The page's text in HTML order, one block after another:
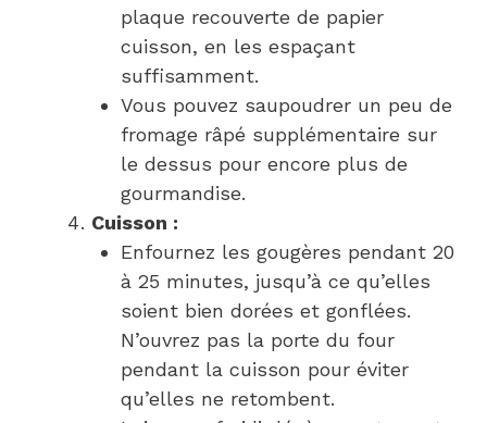
plaque recouverte de papier
cuisson, en les espaçant
suffisamment.
Vous pouvez saupoudrer un peu de
fromage râpé supplémentaire sur
le dessus pour encore plus de
gourmandise.
Cuisson :
Enfournez les gougères pendant 20
à 25 minutes, jusqu’à ce qu’elles
soient bien dorées et gonflées.
N’ouvrez pas la porte du four
pendant la cuisson pour éviter
qu’elles ne retombent.